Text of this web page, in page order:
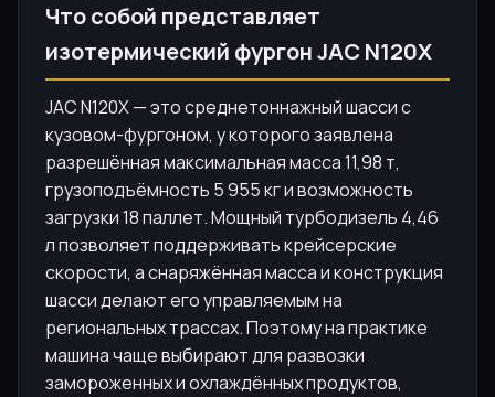
Что собой представляет
изотермический фургон JAC N120X
JAC N120X — это среднетоннажный шасси с
кузовом-фургоном, у которого заявлена
разрешённая максимальная масса 11,98 т,
грузоподъёмность 5 955 кг и возможность
загрузки 18 паллет. Мощный турбодизель 4,46
л позволяет поддерживать крейсерские
скорости, а снаряжённая масса и конструкция
шасси делают его управляемым на
региональных трассах. Поэтому на практике
машина чаще выбирают для развозки
замороженных и охлаждённых продуктов,